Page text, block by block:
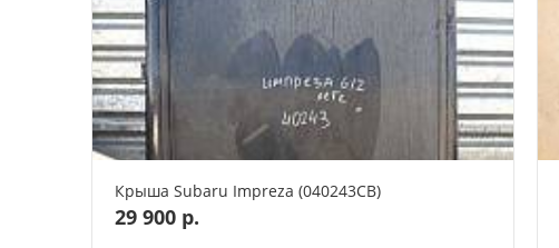
Крыша Subaru Impreza (040243СВ)
29 900 р.